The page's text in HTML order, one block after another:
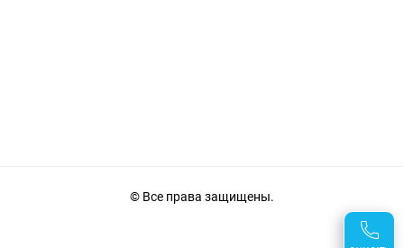
© Все права защищены.